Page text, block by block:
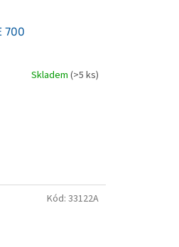
700
Skladem (>5 ks)
Kód: 33122A